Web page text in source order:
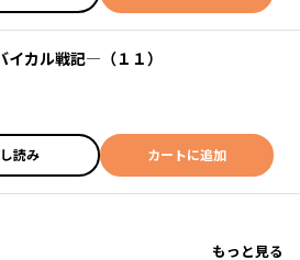
カル戦記―（１１）
読み カートに追加
もっと見る